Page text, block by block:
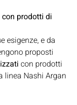
prodotti di
esigenze, e da
proposti
con prodotti
linea Nashi Argan